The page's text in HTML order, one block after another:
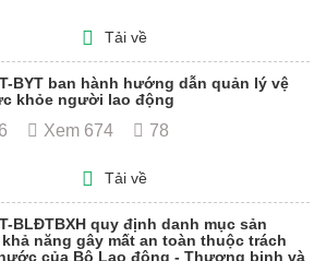
Tải về
BYT ban hành hướng dẫn quản lý vệ
khỏe người lao động
Xem 674 78
Tải về
BLĐTBXH quy định danh mục sản
năng gây mất an toàn thuộc trách
của Bộ Lao động - Thương binh và